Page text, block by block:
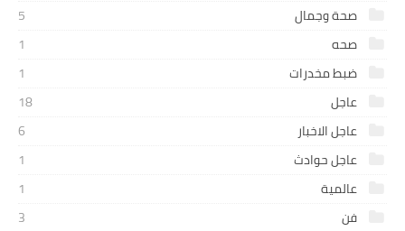
صحة وجمال
5
صحه
1
ضبط مخدرات
1
عاجل
18
عاجل الاخبار
6
عاجل حوادث
1
عالمية
1
فن
3